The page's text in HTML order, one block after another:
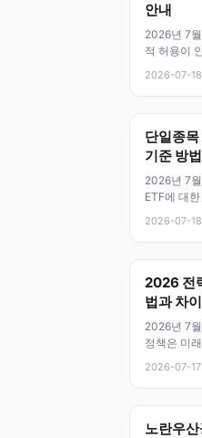
안내
2026년 7
적 허용이
2026-07-18
단일종
기준 방법
2026년 7
ETF에 대
2026-07-18
2026 전
법과 차이
2026년 7
정책은 미
2026-07-17
노란우